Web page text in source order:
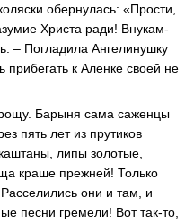
обернулась: «Прости,
Христа ради! Внукам-
– Погладила Ангелинушку
к Аленке своей не
Барыня сама саженцы
пять лет из прутиков
липы золотые,
краше прежней! Только
они и там, и
песни гремели! Вот так-то,